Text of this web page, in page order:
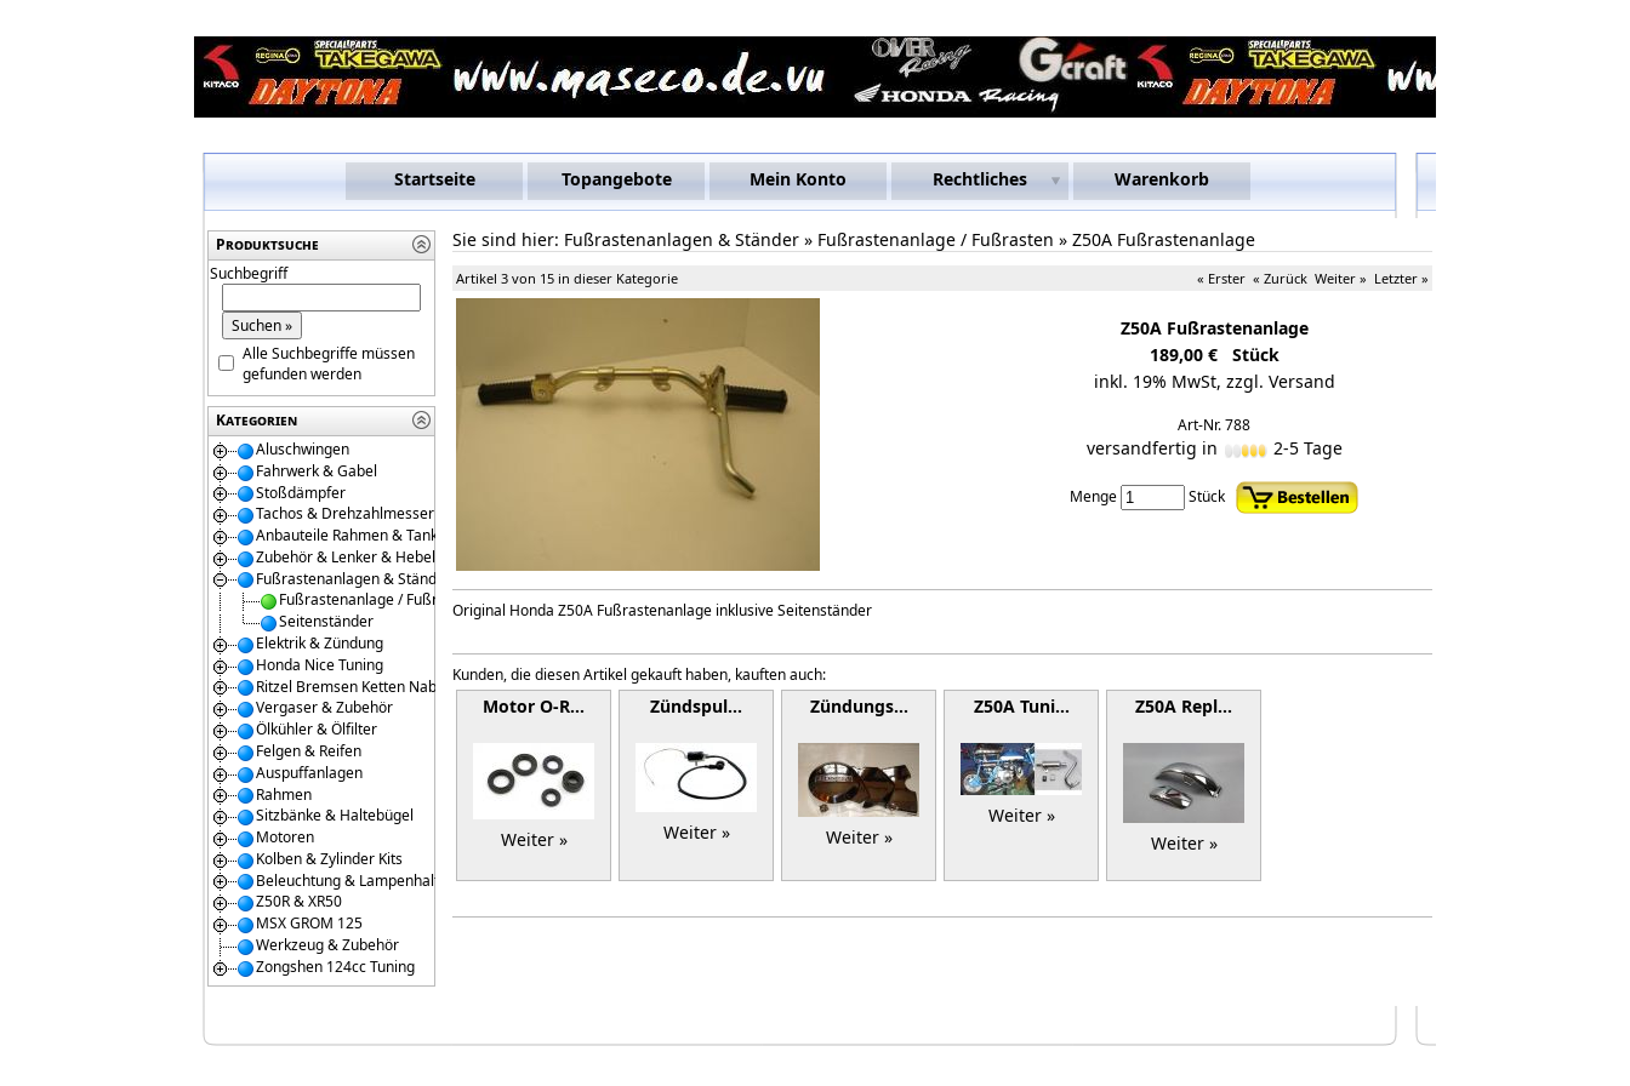
Startseite Topangebote Mein Konto Rechtliches Warenkorb
Produktsuche
Suchbegriff
Alle Suchbegriffe müssen
gefunden werden
Kategorien
Aluschwingen
Fahrwerk & Gabel
Stoßdämpfer
Tachos & Drehzahlmesser
Anbauteile Rahmen & Tanks
Zubehör & Lenker & Hebel
Fußrastenanlagen & Ständer
Fußrastenanlage / Fußrasten
Seitenständer
Elektrik & Zündung
Honda Nice Tuning
Ritzel Bremsen Ketten Naben
Vergaser & Zubehör
Ölkühler & Ölfilter
Felgen & Reifen
Auspuffanlagen
Rahmen
Sitzbänke & Haltebügel
Motoren
Kolben & Zylinder Kits
Beleuchtung & Lampenhalter
Z50R & XR50
MSX GROM 125
Werkzeug & Zubehör
Zongshen 124cc Tuning
Sie sind hier: Fußrastenanlagen & Ständer » Fußrastenanlage / Fußrasten » Z50A Fußrastenanlage
Artikel 3 von 15 in dieser Kategorie « Erster « Zurück Weiter » Letzter »
Z50A Fußrastenanlage
189,00 € Stück
inkl. 19% MwSt, zzgl. Versand
Art-Nr. 788
versandfertig in 2-5 Tage
Menge Stück
Original Honda Z50A Fußrastenanlage inklusive Seitenständer
Kunden, die diesen Artikel gekauft haben, kauften auch:
Motor O-R…
Weiter »
Zündspul…
Weiter »
Zündungs…
Weiter »
Z50A Tuni…
Weiter »
Z50A Repl…
Weiter »